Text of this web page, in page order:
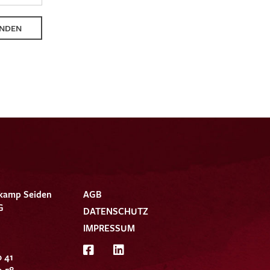
Seiden
41
AGB
DATENSCHUTZ
IMPRESSUM